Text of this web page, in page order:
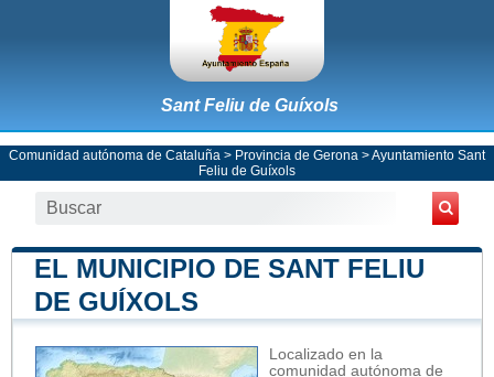
Sant Feliu de Guíxols
Comunidad autónoma de Cataluña > Provincia de Gerona >Ayuntamiento Sant
Feliu de Guíxols
EL MUNICIPIO DE SANT FELIU
DE GUÍXOLS
Localizado en la
comunidad autónoma de